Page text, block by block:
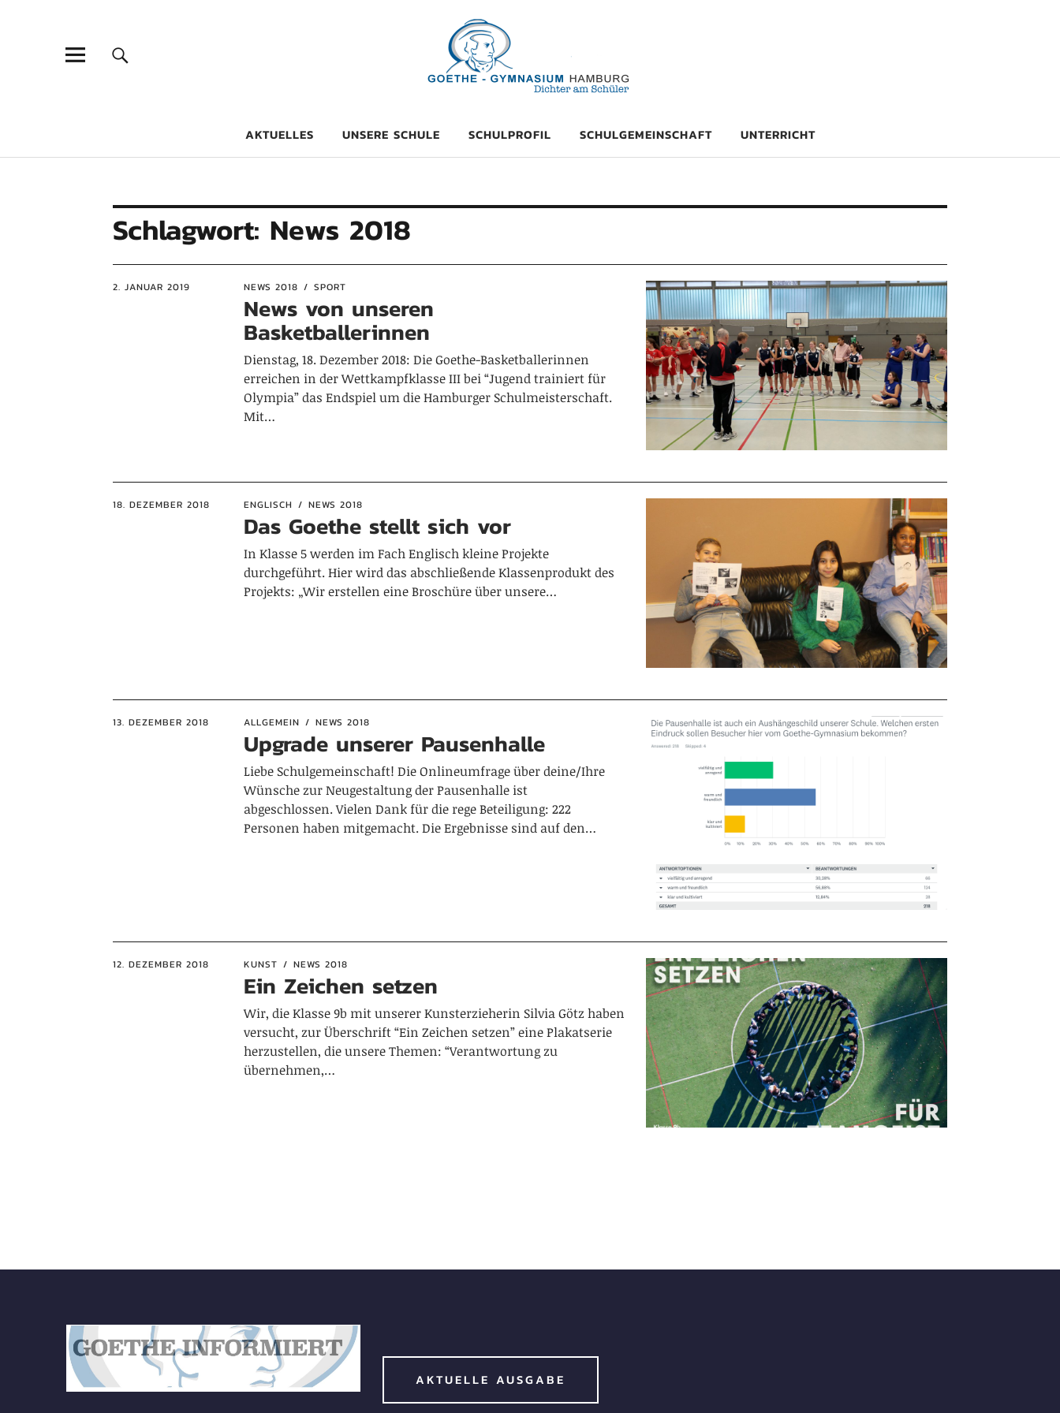
Goethe-Gymnasium Hamburg
AKTUELLES UNSERE SCHULE SCHULPROFIL SCHULGEMEINSCHAFT UNTERRICHT
Schlagwort: News 2018
2. JANUAR 2019 NEWS 2018 SPORT
News von unseren
Basketballerinnen
Dienstag, 18. Dezember 2018: Die Goethe-Basketballerinnen
erreichen in der Wettkampfklasse III bei “Jugend trainiert für
Olympia” das Endspiel um die Hamburger Schulmeisterschaft.
Mit…
18. DEZEMBER 2018 ENGLISCH NEWS 2018
Das Goethe stellt sich vor
In Klasse 5 werden im Fach Englisch kleine Projekte
durchgeführt. Hier wird das abschließende Klassenprodukt des
Projekts: „Wir erstellen eine Broschüre über unsere…
13. DEZEMBER 2018 ALLGEMEIN NEWS 2018
Upgrade unserer Pausenhalle
Liebe Schulgemeinschaft! Die Onlineumfrage über deine/Ihre
Wünsche zur Neugestaltung der Pausenhalle ist
abgeschlossen. Vielen Dank für die rege Beteiligung: 222
Personen haben mitgemacht. Die Ergebnisse sind auf den…
12. DEZEMBER 2018 KUNST NEWS 2018
Ein Zeichen setzen
Wir, die Klasse 9b mit unserer Kunsterzieherin Silvia Götz haben
versucht, zur Überschrift “Ein Zeichen setzen” eine Plakatserie
herzustellen, die unsere Themen: “Verantwortung zu
übernehmen,…
AKTUELLE AUSGABE